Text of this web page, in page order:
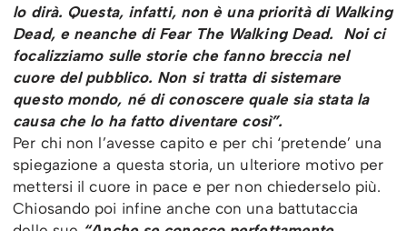
lo dirà. Questa, infatti, non è una priorità di Walking
Dead, e neanche di Fear The Walking Dead. Noi ci
focalizziamo sulle storie che fanno breccia nel
cuore del pubblico. Non si tratta di sistemare
questo mondo, né di conoscere quale sia stata la
causa che lo ha fatto diventare così”.
Per chi non l’avesse capito e per chi ‘pretende’ una
spiegazione a questa storia, un ulteriore motivo per
mettersi il cuore in pace e per non chiederselo più.
Chiosando poi infine anche con una battutaccia